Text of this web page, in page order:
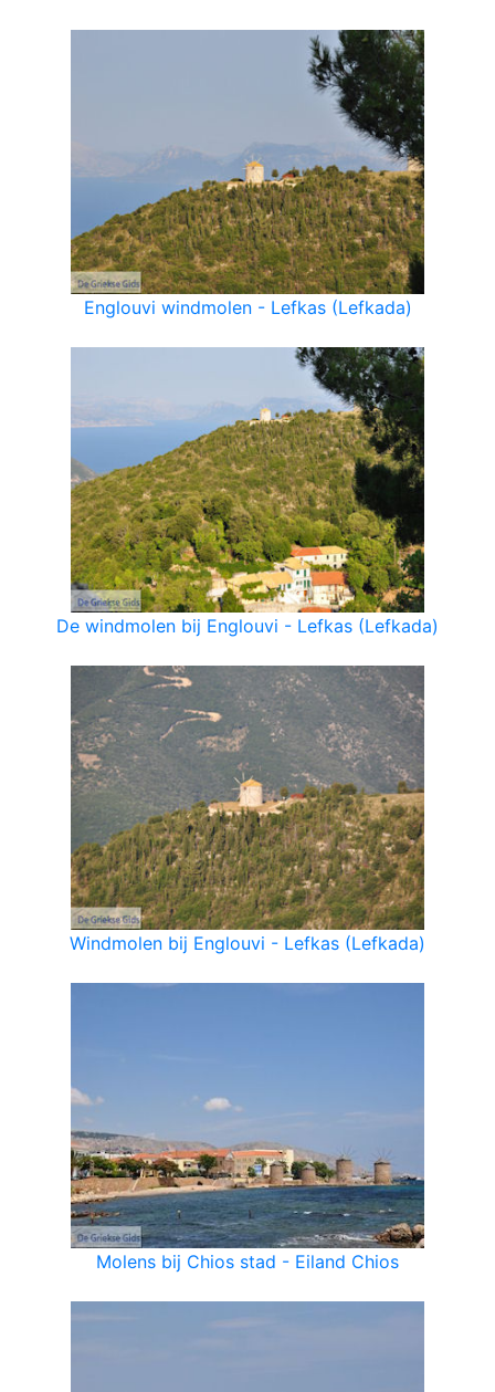
Englouvi windmolen - Lefkas (Lefkada)
De windmolen bij Englouvi - Lefkas (Lefkada)
Windmolen bij Englouvi - Lefkas (Lefkada)
Molens bij Chios stad - Eiland Chios